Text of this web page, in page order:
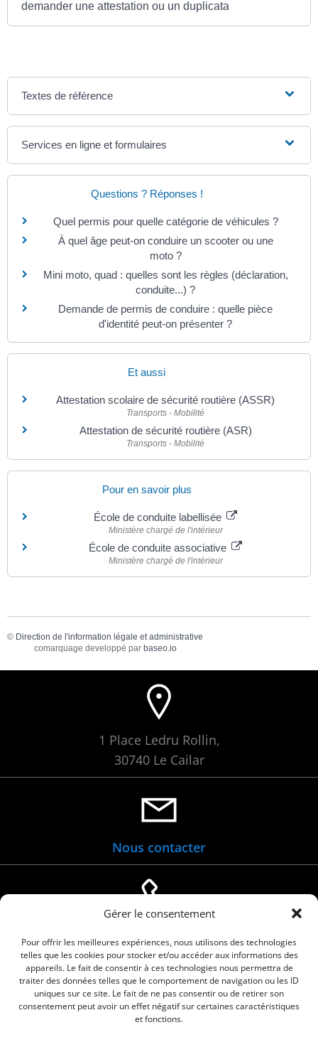
Gérer le consentement
Pour offrir les meilleures expériences, nous utilisons des technologies
telles que les cookies pour stocker et/ou accéder aux informations des
appareils. Le fait de consentir à ces technologies nous permettra de
traiter des données telles que le comportement de navigation ou les ID
uniques sur ce site. Le fait de ne pas consentir ou de retirer son
consentement peut avoir un effet négatif sur certaines caractéristiques
et fonctions.
demander une attestation ou un duplicata
Textes de référence
Services en ligne et formulaires
Questions ? Réponses !
Quel permis pour quelle catégorie de véhicules ?
À quel âge peut-on conduire un scooter ou une
moto ?
Mini moto, quad : quelles sont les règles (déclaration,
conduite...) ?
Demande de permis de conduire : quelle pièce
d'identité peut-on présenter ?
Et aussi
Attestation scolaire de sécurité routière (ASSR)
Transports - Mobilité
Attestation de sécurité routière (ASR)
Transports - Mobilité
Pour en savoir plus
École de conduite labellisée
Ministère chargé de l'intérieur
École de conduite associative
Ministère chargé de l'intérieur
© Direction de l'information légale et administrative
comarquage developpé par baseo.io
1 Place Ledru Rollin,
30740 Le Cailar
Nous contacter
04 66 88 01 05